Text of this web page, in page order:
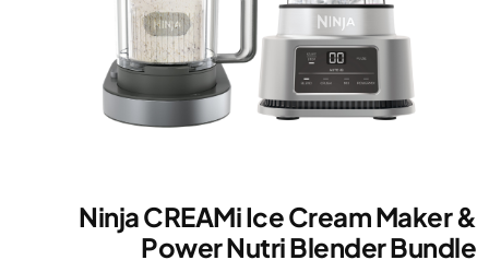
Ninja CREAMi Ice Cream Maker &
Power Nutri Blender Bundle